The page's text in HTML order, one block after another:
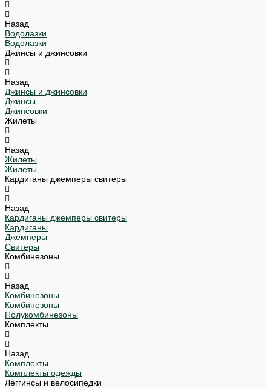
Назад
Водолазки
Водолазки
Джинсы и джинсовки
Назад
Джинсы и джинсовки
Джинсы
Джинсовки
Жилеты
Назад
Жилеты
Жилеты
Кардиганы джемперы свитеры
Назад
Кардиганы джемперы свитеры
Кардиганы
Джемперы
Свитеры
Комбинезоны
Назад
Комбинезоны
Комбинезоны
Полукомбинезоны
Комплекты
Назад
Комплекты
Комплекты одежды
Леггинсы и велосипедки